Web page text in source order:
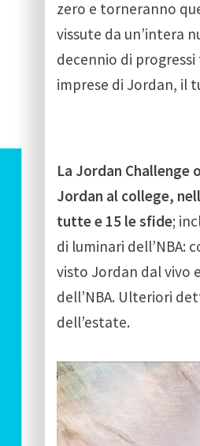
zero e torneranno
vissute da un’intera
decennio di
imprese di Jordan, il
La Jordan Challenge
Jordan al college,
tutte e 15 le sfide;
di luminari dell’NBA:
visto Jordan dal vivo
dell’NBA. Ulteriori
dell’estate.